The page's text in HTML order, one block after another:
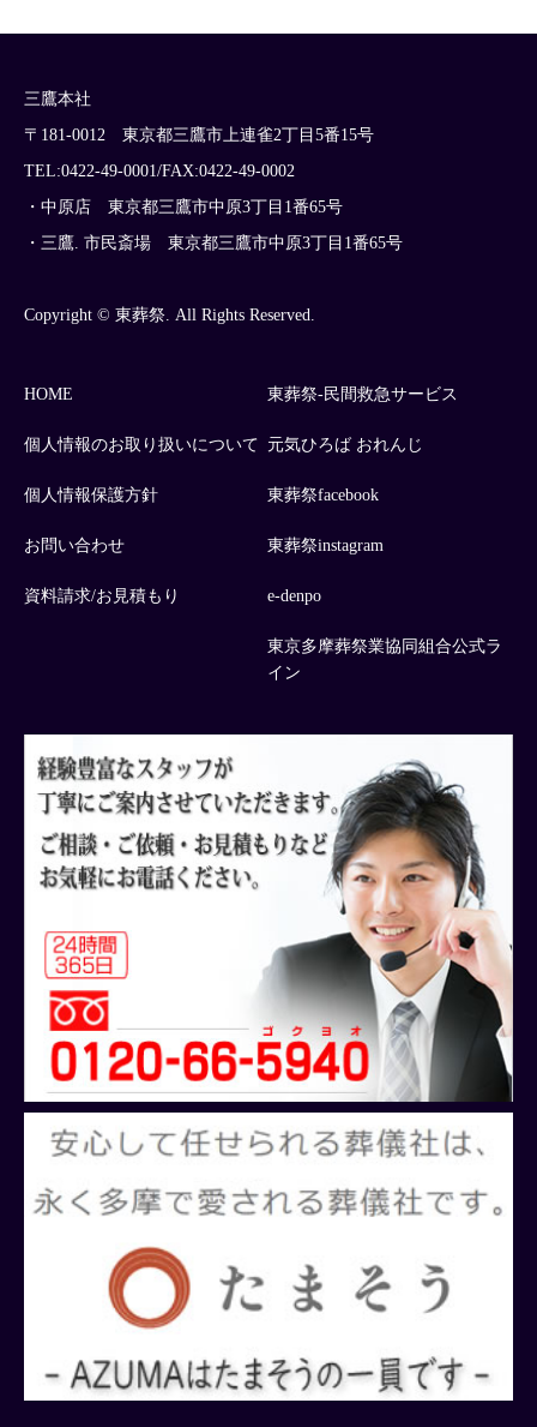
三鷹本社
〒181-0012 東京都三鷹市上連雀2丁目5番15号
TEL:0422-49-0001/FAX:0422-49-0002
・中原店 東京都三鷹市中原3丁目1番65号
・三鷹. 市民斎場 東京都三鷹市中原3丁目1番65号
Copyright © 東葬祭. All Rights Reserved.
HOME
個人情報のお取り扱いについて
個人情報保護方針
お問い合わせ
資料請求/お見積もり
東葬祭-民間救急サービス
元気ひろば おれんじ
東葬祭facebook
東葬祭instagram
e-denpo
東京多摩葬祭業協同組合公式ラ
イン